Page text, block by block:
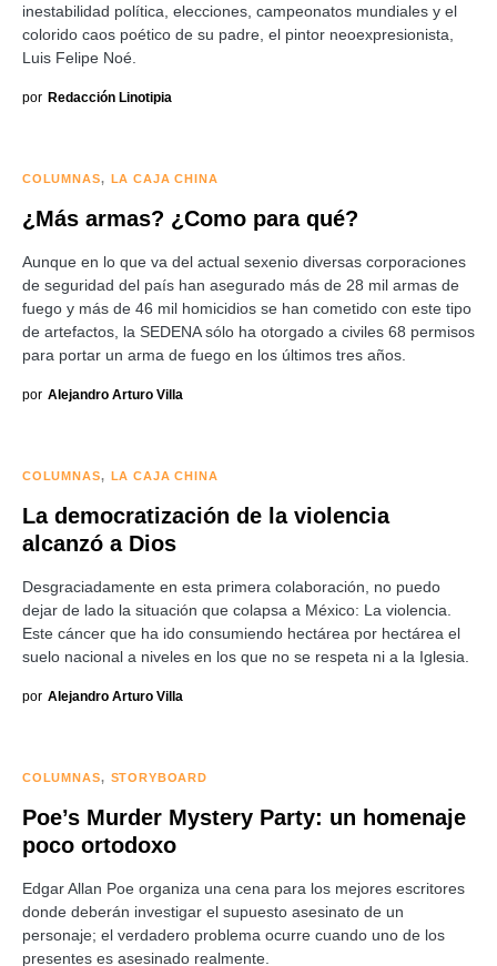
inestabilidad política, elecciones, campeonatos mundiales y el
colorido caos poético de su padre, el pintor neoexpresionista,
Luis Felipe Noé.
por Redacción Linotipia
COLUMNAS LA CAJA CHINA
¿Más armas? ¿Como para qué?
Aunque en lo que va del actual sexenio diversas corporaciones
de seguridad del país han asegurado más de 28 mil armas de
fuego y más de 46 mil homicidios se han cometido con este tipo
de artefactos, la SEDENA sólo ha otorgado a civiles 68 permisos
para portar un arma de fuego en los últimos tres años.
por Alejandro Arturo Villa
COLUMNAS LA CAJA CHINA
La democratización de la violencia
alcanzó a Dios
Desgraciadamente en esta primera colaboración, no puedo
dejar de lado la situación que colapsa a México: La violencia.
Este cáncer que ha ido consumiendo hectárea por hectárea el
suelo nacional a niveles en los que no se respeta ni a la Iglesia.
por Alejandro Arturo Villa
COLUMNAS STORYBOARD
Poe’s Murder Mystery Party: un homenaje
poco ortodoxo
Edgar Allan Poe organiza una cena para los mejores escritores
donde deberán investigar el supuesto asesinato de un
personaje; el verdadero problema ocurre cuando uno de los
presentes es asesinado realmente.